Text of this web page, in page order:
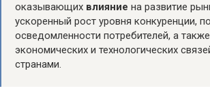
оказывающих влияние на развитие
ускоренный рост уровня конкуренции,
осведомленности потребителей, а
экономических и технологических
странами.